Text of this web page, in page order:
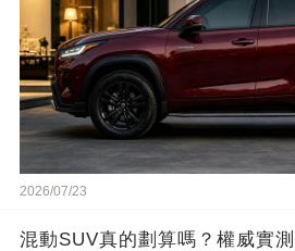
2026/07/23
混動SUV真的劃算嗎？權威實